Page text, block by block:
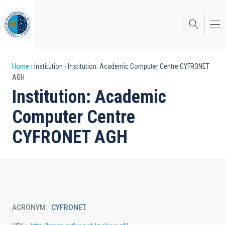
to
main
content
Breadcrumb
Home Institution
Institution: Academic Computer Centre CYFRONET
AGH
Institution: Academic
Computer Centre
CYFRONET AGH
ACRONYM CYFRONET